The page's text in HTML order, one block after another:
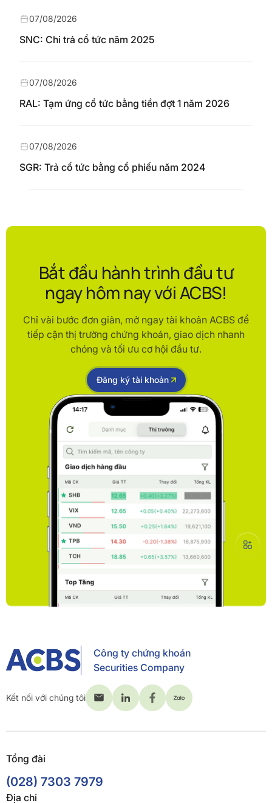
SNC: Chi trả cổ tức năm 2025
07/08/2026
RAL: Tạm ứng cổ tức bằng tiền đợt 1 năm 2026
07/08/2026
SGR: Trả cổ tức bằng cổ phiếu năm 2024
07/08/2026
Bắt đầu hành trình đầu tư
ngay hôm nay với ACBS!
Chỉ vài bước đơn giản, mở ngay tài khoản ACBS để
tiếp cận thị trường chứng khoán, giao dịch nhanh
chóng và tối ưu cơ hội đầu tư.
Đăng ký tài khoản
Công ty chứng khoán
Securities Company
Kết nối với chúng tôi
Tổng đài
(028) 7303 7979
Địa chỉ